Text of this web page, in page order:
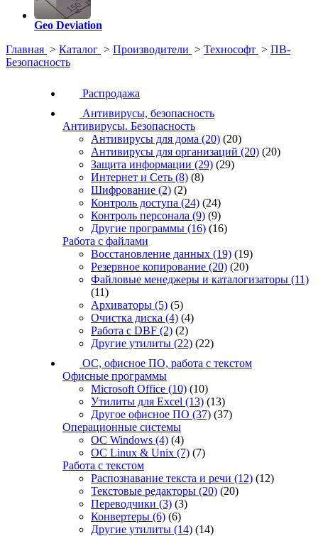
Geo Deviation
Главная > Каталог > Производители > Технософт > ПВ-
Безопасность
Распродажа
Антивирусы, безопасность
Антивирусы. Безопасность
Антивирусы для дома (20) (20)
Антивирусы для организаций (20) (20)
Защита информации (29) (29)
Интернет и Сеть (8) (8)
Шифрование (2) (2)
Контроль доступа (24) (24)
Контроль персонала (9) (9)
Другие программы (16) (16)
Работа с файлами
Восстановление данных (19) (19)
Резервное копирование (20) (20)
Файловые менеджеры и каталогизаторы (11)
(11)
Архиваторы (5) (5)
Очистка диска (4) (4)
Работа с DBF (2) (2)
Другие утилиты (22) (22)
ОС, офисное ПО, работа с текстом
Офисные программы
Microsoft Office (10) (10)
Утилиты для Excel (13) (13)
Другое офисное ПО (37) (37)
Операционные системы
ОС Windows (4) (4)
ОС Linux & Unix (7) (7)
Работа с текстом
Распознавание текста и речи (12) (12)
Текстовые редакторы (20) (20)
Переводчики (3) (3)
Конвертеры (6) (6)
Другие утилиты (14) (14)